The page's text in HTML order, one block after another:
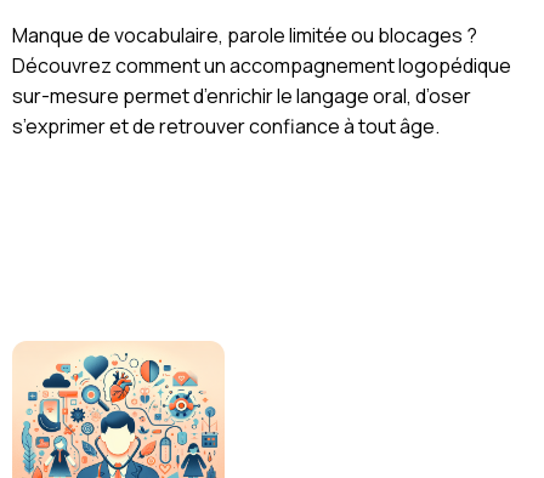
Manque de vocabulaire, parole limitée ou blocages ?
Découvrez comment un accompagnement logopédique
sur-mesure permet d’enrichir le langage oral, d’oser
s’exprimer et de retrouver confiance à tout âge.